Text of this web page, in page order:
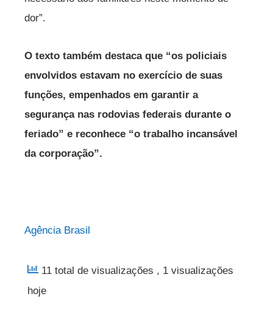
dor”.
O texto também destaca que “os policiais
envolvidos estavam no exercício de suas
funções, empenhados em garantir a
segurança nas rodovias federais durante o
feriado” e reconhece “o trabalho incansável
da corporação”.
Agência Brasil
11 total de visualizações , 1 visualizações
hoje